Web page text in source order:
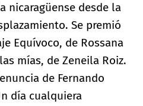
nicaragüense desde la
Se premió
Equívoco, de Rossana
mías, de Zeneila Roiz.
de Fernando
día cualquiera